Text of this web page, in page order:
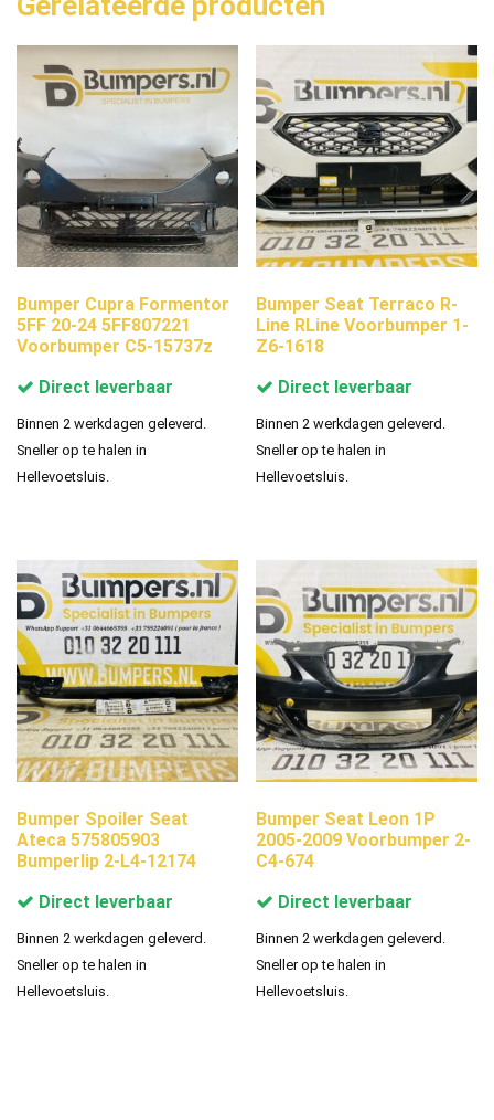
Bumper Cupra Formentor
5FF 20-24 5FF807221
Voorbumper C5-15737z
Direct leverbaar
Binnen 2 werkdagen geleverd.
Sneller op te halen in
Hellevoetsluis.
Bumper Seat Terraco R-
Line RLine Voorbumper 1-
Z6-1618
Direct leverbaar
Binnen 2 werkdagen geleverd.
Sneller op te halen in
Hellevoetsluis.
Bumper Spoiler Seat
Ateca 575805903
Bumperlip 2-L4-12174
Direct leverbaar
Binnen 2 werkdagen geleverd.
Sneller op te halen in
Hellevoetsluis.
Bumper Seat Leon 1P
2005-2009 Voorbumper 2-
C4-674
Direct leverbaar
Binnen 2 werkdagen geleverd.
Sneller op te halen in
Hellevoetsluis.